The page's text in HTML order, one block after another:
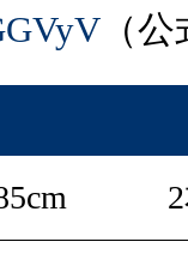
（